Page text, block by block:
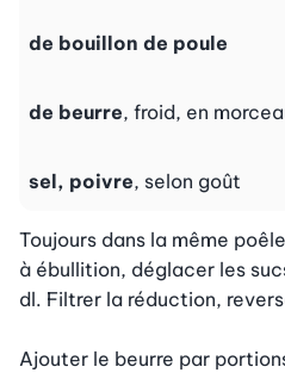
de bouillon de poule
de beurre, froid, en
sel, poivre, selon goût
Toujours dans la même
à ébullition, déglacer les
dl. Filtrer la réduction,
Ajouter le beurre par